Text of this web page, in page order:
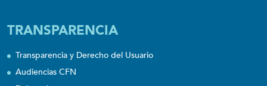
TRANSPARENCIA
Transparencia y Derecho del Usuario
Audiencias CFN